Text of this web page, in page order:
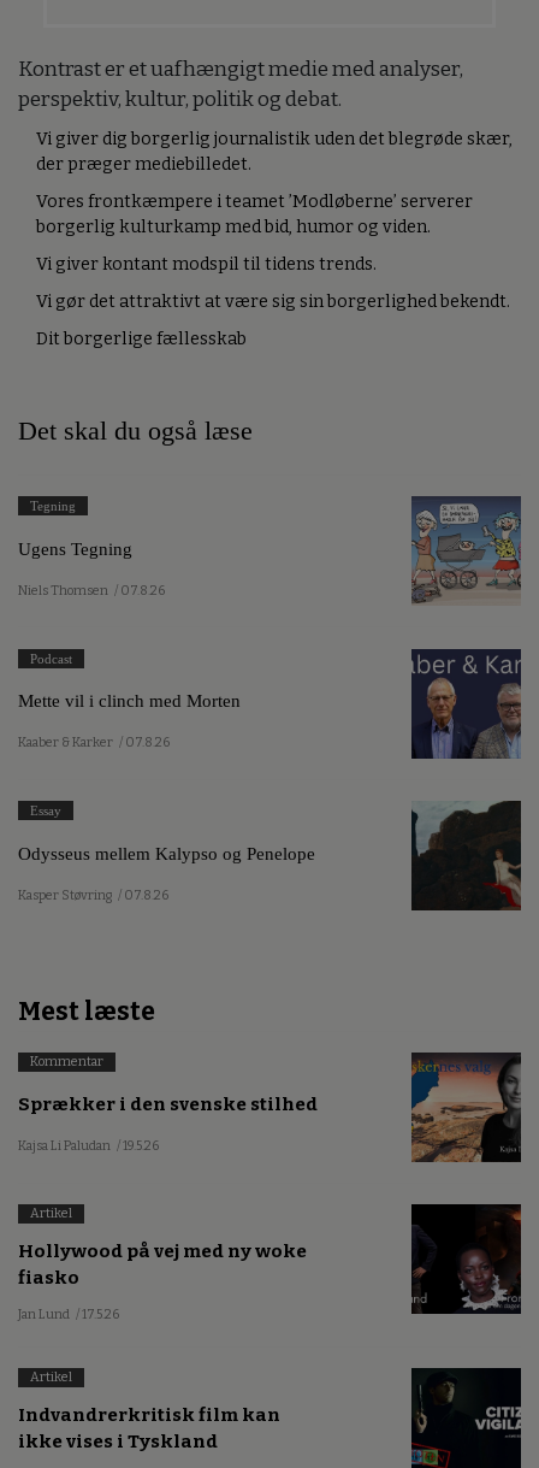
Kontrast er et uafhængigt medie med analyser,
perspektiv, kultur, politik og debat.
Vi giver dig borgerlig journalistik uden det blegrøde skær,
der præger mediebilledet.
Vores frontkæmpere i teamet ’Modløberne’ serverer
borgerlig kulturkamp med bid, humor og viden.
Vi giver kontant modspil til tidens trends.
Vi gør det attraktivt at være sig sin borgerlighed bekendt.
Dit borgerlige fællesskab
Det skal du også læse
Tegning
Ugens Tegning
Niels Thomsen / 07.8.26
Podcast
Mette vil i clinch med Morten
Kaaber & Karker / 07.8.26
Essay
Odysseus mellem Kalypso og Penelope
Kasper Støvring / 07.8.26
Mest læste
Kommentar
Sprækker i den svenske stilhed
Kajsa Li Paludan / 19.5.26
Artikel
Hollywood på vej med ny woke
fiasko
Jan Lund / 17.5.26
Artikel
Indvandrerkritisk film kan
ikke vises i Tyskland